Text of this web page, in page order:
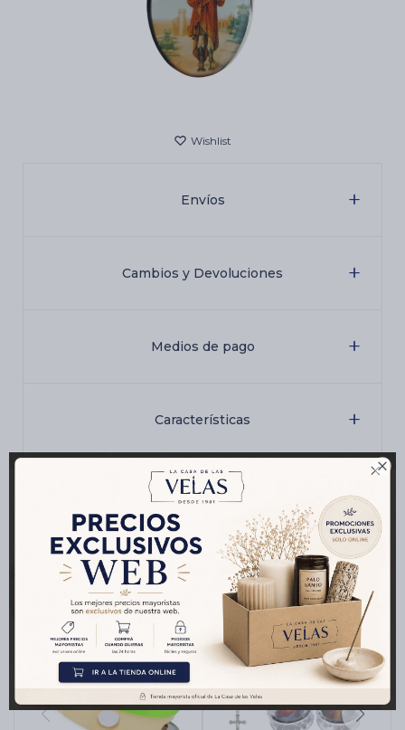

Envíos
Cambios y Devoluciones
Medios de pago
Características
Productos que te pueden interesar